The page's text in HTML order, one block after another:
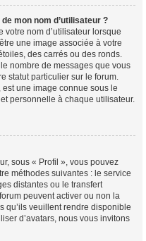
mon nom d’utilisateur ?
votre nom d’utilisateur lorsque
une image associée à votre
des carrés ou des ronds.
nombre de messages que vous
statut particulier sur le forum.
est une image connue sous le
personnelle à chaque utilisateur.
sous « Profil », vous pouvez
méthodes suivantes : le service
distantes ou le transfert
peuvent activer ou non la
qu’ils veuillent rendre disponible
d’avatars, nous vous invitons